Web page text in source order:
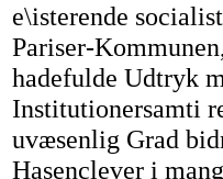
e\isterende
Pariser-
hadefulde Udtryk
Institutionersamti
uvæsenlig Grad
Hasenclever i